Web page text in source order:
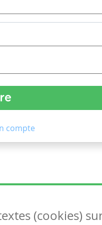
compte
(cookies)